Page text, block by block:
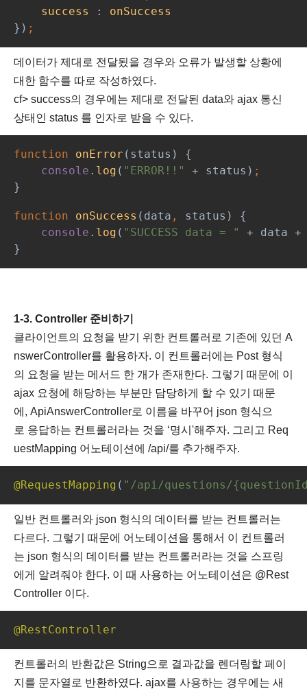
success
: onSuccess
}) ;
데이터가 제대로 전달됬을 경우와 오류가 발생할 상황에
대한 함수를 따로 작성하였다.
cf> success의 경우에는 제대로 전달된 data와 ajax 통신
상태인 status 를 인자로 받을 수 있다.
function onError (status) {
console . log ( "ERROR!!" + status) ;
}
function onSuccess (data , status) {
console . log ( "SUCCESS data = " + data
}
1-3. Controller 준비하기
클라이언트의 요청을 받기 위한 컨트롤러로 기존에 있던 A
nswerController를 활용하자. 이 컨트롤러에는 Post 형식
의 요청을 받는 메서드 한 개가 존재한다. 그렇기 때문에 이
ajax 요청에 해당하는 부분만 담당하게 할 수 있기 때문
에, ApiAnswerController로 이름을 바꾸어 json 형식으
로 응답하는 컨트롤러라는 것을 ‘명시'해주자. 그리고 Req
uestMapping 어노테이션에 /api/를 추가해주자.
@RequestMapping ( "/api/questions/
일반 컨트롤러와 json 형식의 데이터를 받는 컨트롤러는
다르다. 그렇기 때문에 어노테이션을 통해서 이 컨트롤러
는 json 형식의 데이터를 받는 컨트롤러라는 것을 스프링
에게 알려줘야 한다. 이 때 사용하는 어노테이션은 @Rest
Controller 이다.
@RestController
컨트롤러의 반환값은 String으로 결과값을 렌더링할 페이
지를 문자열로 반환하였다. ajax를 사용하는 경우에는 새